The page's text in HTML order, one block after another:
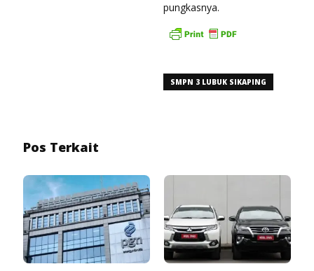
pungkasnya.
SMPN 3 LUBUK SIKAPING
Pos Terkait